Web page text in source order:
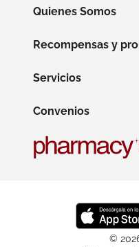
Quienes Somos
Recompensas y
Servicios
Convenios
©